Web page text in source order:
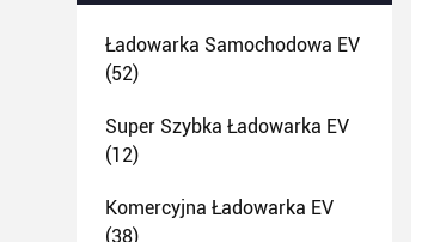
Ładowarka Samochodowa EV
(52)
Super Szybka Ładowarka EV
(12)
Komercyjna Ładowarka EV
(38)